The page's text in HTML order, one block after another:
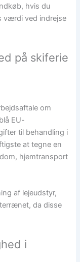
hvis du
værdi ved indrejse
på skiferie
om
EU-
til behandling i
at tegne en
hjemtransport
af lejeudstyr,
da disse
i